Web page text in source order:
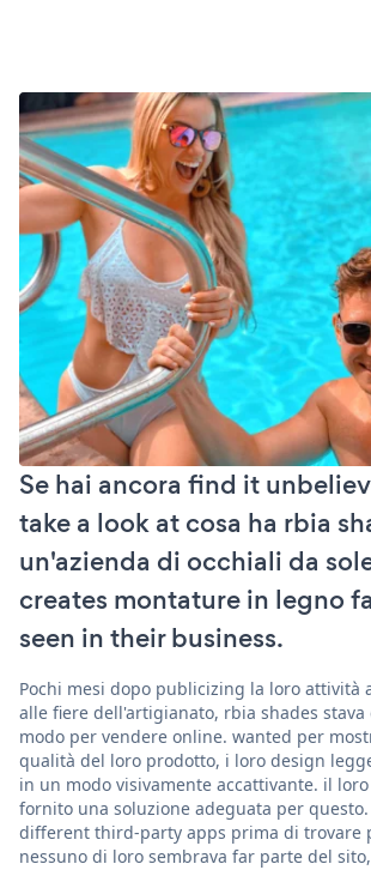
Se hai ancora find it
take a look at cosa ha rbia
un'azienda di occhiali da
creates montature in legno
seen in their business.
Pochi mesi dopo publicizing la loro attività
alle fiere dell'artigianato, rbia shades stava
modo per vendere online. wanted per
qualità del loro prodotto, i loro design
in un modo visivamente accattivante. il
fornito una soluzione adeguata per
different third-party apps prima di trovare
nessuno di loro sembrava far parte del